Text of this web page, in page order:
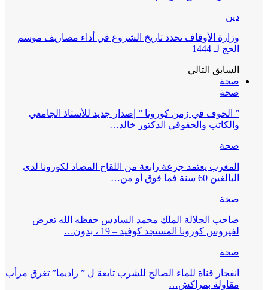
دين
وزارة الأوقاف تحدد تاريخ الشروع في أداء مصاريف موسم
الحج لـ 1444
السابق التالي
صحة
صحة
” الخوف في زمن كورونا ” إصدار جديد للأستاذ الجامعي
والكاتب والحقوقي الدكتور خالد…
صحة
المغرب يعتمد جرعة رابعة من اللقاح المضاد لكورونا لدى
البالغين 60 سنة فما فوق أو من…
صحة
صاحب الجلالة الملك محمد السادس حفظه الله تعرض
لفيروس كورونا المستجد كوفيد – 19 ، بدون…
صحة
انفجار قناة للماء الصالح للشرب تابعة ل ” راديما” تغرق مرأب
مقاولة بمراكش…